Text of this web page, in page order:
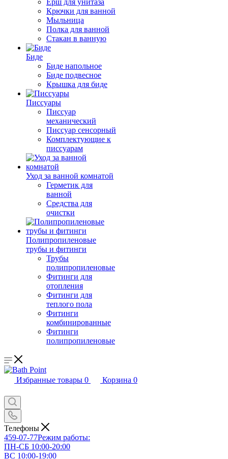
Ерш для унитаза
Крючки для ванной
Мыльница
Полка для ванной
Стакан в ванную
Биде
Биде напольное
Биде подвесное
Крышка для биде
Писсуары
Писсуар
механический
Писсуар сенсорный
Комплектующие к
писсуарам
Уход за ванной комнатой
Герметик для
ванной
Средства для
очистки
Полипропиленовые
трубы и фитинги
Трубы
полипропиленовые
Фитинги для
отопления
Фитинги для
теплого пола
Фитинги
комбинированные
Фитинги
полипропиленовые
Избранные товары 0 Корзина 0
Телефоны
459-07-77Режим работы:
ПН-СБ 10:00-20:00
ВС 10:00-19:00